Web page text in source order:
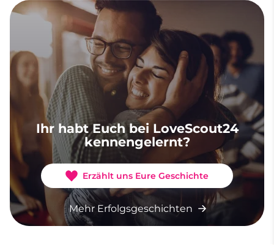
Ihr habt Euch bei LoveScout24
kennengelernt?
Erzählt uns Eure Geschichte
Mehr Erfolgsgeschichten